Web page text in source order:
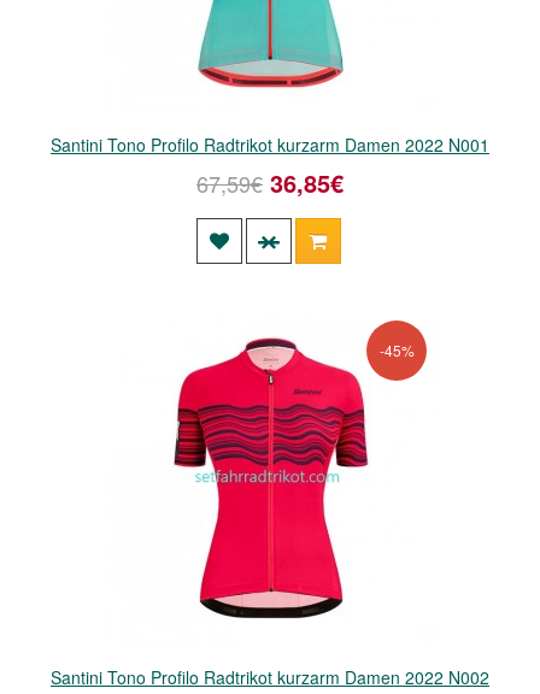
Santini Tono Profilo Radtrikot kurzarm Damen 2022 N001
67,59€ 36,85€
-45%
Santini Tono Profilo Radtrikot kurzarm Damen 2022 N002